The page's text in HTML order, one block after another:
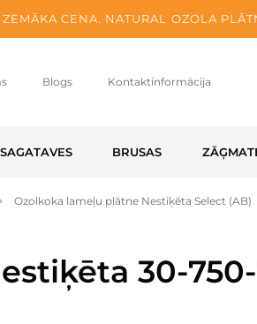
CENA. NATURAL OZOLA
Blogs Kontaktinformācija
SAGATAVES BRUSAS
Ozolkoka lameļu plātne Nestiķēta Select (AB)
30-